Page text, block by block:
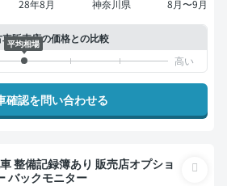
28年8月 神奈川県 8月〜9月
車販売店の価格との比較
平均相場
確認を問い合わせる
バックモニター